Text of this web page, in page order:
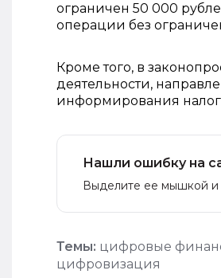
ограничен 50 000
операции без
Кроме того, в
деятельности,
информирования
Нашли ошибку на
Выделите ее мышкой
Темы: цифровые
цифровизация